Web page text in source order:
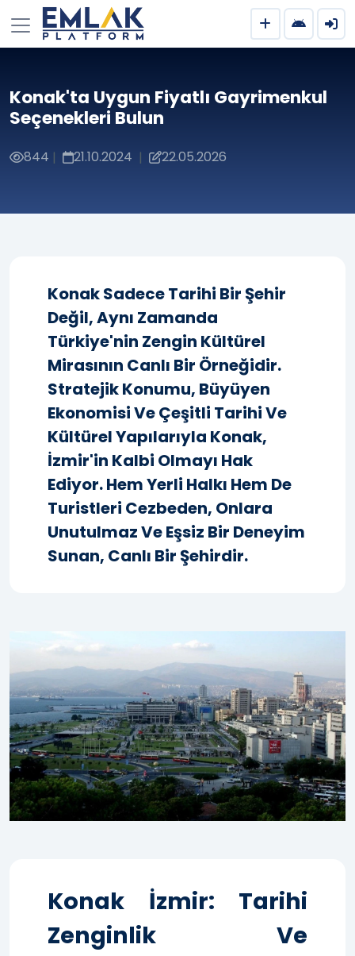
Konak'ta Uygun Fiyatlı Gayrimenkul
Seçenekleri Bulun
844 | 21.10.2024 | 22.05.2026
Konak Sadece Tarihi Bir Şehir
Değil, Aynı Zamanda
Türkiye'nin Zengin Kültürel
Mirasının Canlı Bir Örneğidir.
Stratejik Konumu, Büyüyen
Ekonomisi Ve Çeşitli Tarihi Ve
Kültürel Yapılarıyla Konak,
İzmir'in Kalbi Olmayı Hak
Ediyor. Hem Yerli Halkı Hem De
Turistleri Cezbeden, Onlara
Unutulmaz Ve Eşsiz Bir Deneyim
Sunan, Canlı Bir Şehirdir.
Konak İzmir: Tarihi
Zenginlik Ve